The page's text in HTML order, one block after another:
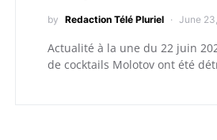
by Redaction Télé Pluriel June
Actualité à la une du 22 juin
de cocktails Molotov ont été